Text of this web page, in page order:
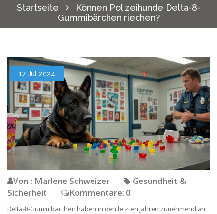
Startseite
Können Polizeihunde Delta-8-
Gummibärchen riechen?
17 Jul 2024
Von : Marlene Schweizer
Gesundheit &
Sicherheit
Kommentare: 0
Delta-8-Gummibärchen haben in den letzten Jahren zunehmend an